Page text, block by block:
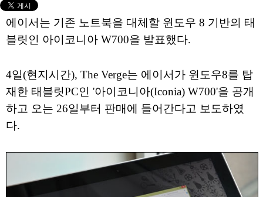
에이서는 기존 노트북을 대체할 윈도우 8 기반의 태
블릿인 아이코니아 W700을 발표했다.
4일(현지시간), The Verge는 에이서가 윈도우8를 탑
재한 태블릿PC인 '아이코니아(Iconia) W700'을 공개
하고 오는 26일부터 판매에 들어간다고 보도하였
다.